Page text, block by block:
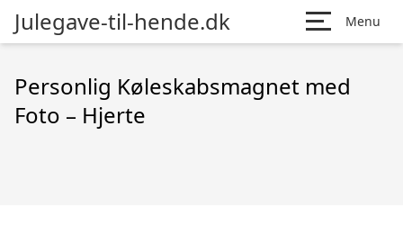
Julegave-til-hende.dk Menu
Personlig Køleskabsmagnet med
Foto – Hjerte